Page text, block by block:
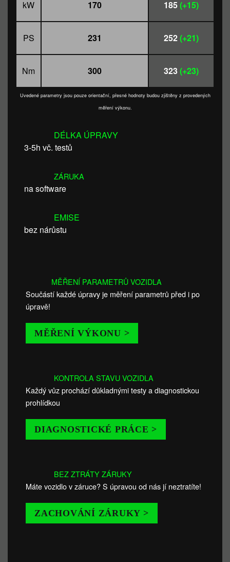
kW 170 185(+15)
PS 231 252(+21)
Nm 300 323(+23)
Uvedené parametry jsou pouze orientační, přesné hodnoty budou zjištěny z provedených
měření výkonu.
DÉLKA ÚPRAVY
3-5h vč. testů
ZÁRUKA
na software
EMISE
bez nárůstu
MĚŘENÍ PARAMETRŮ VOZIDLA
Součástí každé úpravy je měření parametrů před i po
úpravě!
MĚŘENÍ VÝKONU >
KONTROLA STAVU VOZIDLA
Každý vůz prochází důkladnými testy a diagnostickou
prohlídkou
DIAGNOSTICKÉ PRÁCE >
BEZ ZTRÁTY ZÁRUKY
Máte vozidlo v záruce? S úpravou od nás jí neztratíte!
ZACHOVÁNÍ ZÁRUKY >